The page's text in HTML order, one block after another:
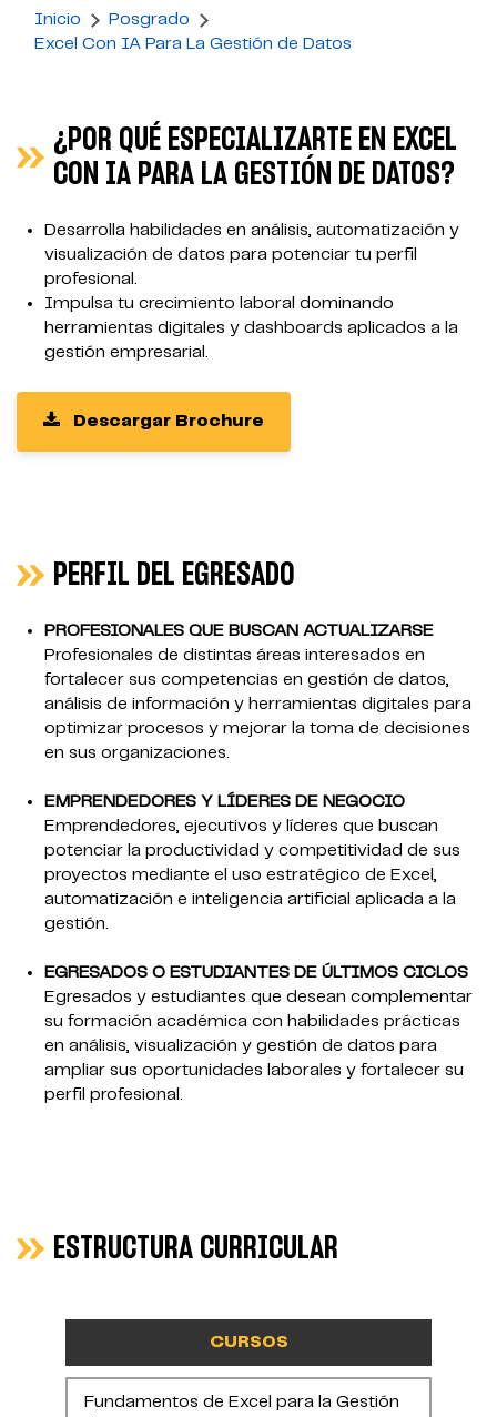
Inicio
Posgrado
Excel Con IA Para La Gestión de Datos
¿POR QUÉ ESPECIALIZARTE EN EXCEL
CON IA PARA LA GESTIÓN DE DATOS?
Desarrolla habilidades en análisis, automatización y
visualización de datos para potenciar tu perfil
profesional.
Impulsa tu crecimiento laboral dominando
herramientas digitales y dashboards aplicados a la
gestión empresarial.
Descargar Brochure
PERFIL DEL EGRESADO
PROFESIONALES QUE BUSCAN ACTUALIZARSE
Profesionales de distintas áreas interesados en
fortalecer sus competencias en gestión de datos,
análisis de información y herramientas digitales para
optimizar procesos y mejorar la toma de decisiones
en sus organizaciones.
EMPRENDEDORES Y LÍDERES DE NEGOCIO
Emprendedores, ejecutivos y líderes que buscan
potenciar la productividad y competitividad de sus
proyectos mediante el uso estratégico de Excel,
automatización e inteligencia artificial aplicada a la
gestión.
EGRESADOS O ESTUDIANTES DE ÚLTIMOS CICLOS
Egresados y estudiantes que desean complementar
su formación académica con habilidades prácticas
en análisis, visualización y gestión de datos para
ampliar sus oportunidades laborales y fortalecer su
perfil profesional.
ESTRUCTURA CURRICULAR
CURSOS
Fundamentos de Excel para la Gestión